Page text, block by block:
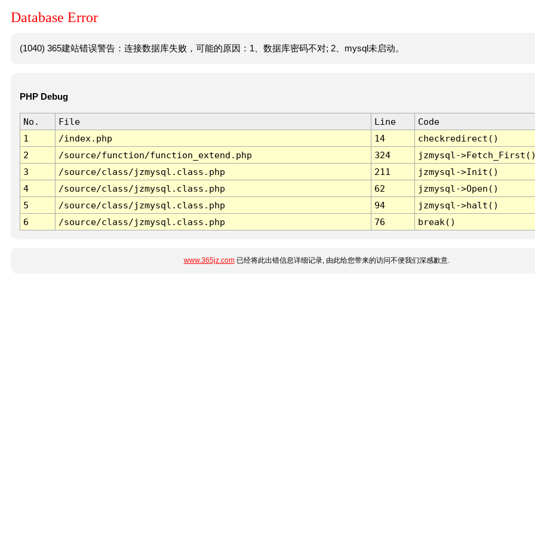
Database Error
(1040) 365建站错误警告：连接数据库失败，可能的原因：1、数据库密码不对; 2、mysql未启动。
PHP Debug
No. File Line
Code
1
/index.php 14
checkredirect()
2
/source/function/function_extend.php 324
jzmysql-
3
/source/class/jzmysql.class.php 211
jzmysql->Init()
4
/source/class/jzmysql.class.php 62
jzmysql->Open()
5
/source/class/jzmysql.class.php 94
jzmysql->halt()
6
/source/class/jzmysql.class.php 76 break()
www.365jz.com已经将此出错信息详细记录, 由此给您带来的访问不便我们深感歉意.